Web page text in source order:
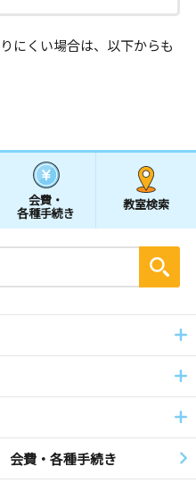
にくい場合は、以下からも
会費・
各種手続き
教室検索
会費・各種手続き